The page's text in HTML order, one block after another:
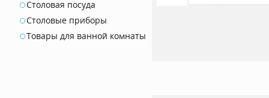
Столовая посуда
Столовые приборы
Товары для ванной комнаты